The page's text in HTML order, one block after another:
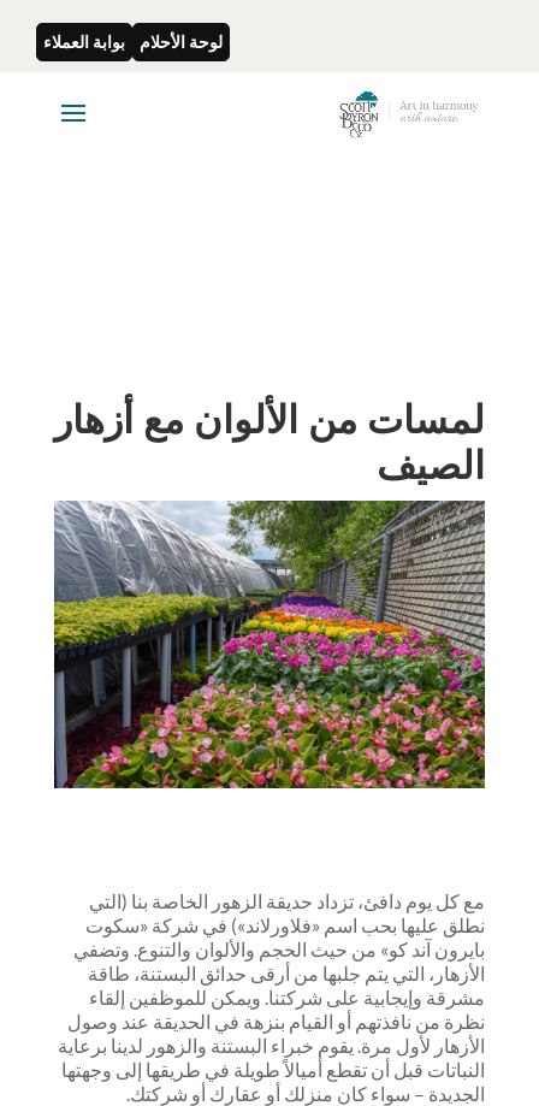
لوحة الأحلام بوابة العملاء
لمسات من الألوان مع أزهار
الصيف
مع كل يوم دافئ، تزداد حديقة الزهور الخاصة بنا (التي
نطلق عليها بحب اسم «فلاورلاند») في شركة «سكوت
بايرون آند كو» من حيث الحجم والألوان والتنوع. وتضفي
الأزهار، التي يتم جلبها من أرقى حدائق البستنة، طاقة
مشرقة وإيجابية على شركتنا. ويمكن للموظفين إلقاء
نظرة من نافذتهم أو القيام بنزهة في الحديقة عند وصول
الأزهار لأول مرة. يقوم خبراء البستنة والزهور لدينا برعاية
النباتات قبل أن تقطع أميالاً طويلة في طريقها إلى وجهتها
الجديدة – سواء كان منزلك أو عقارك أو شركتك.